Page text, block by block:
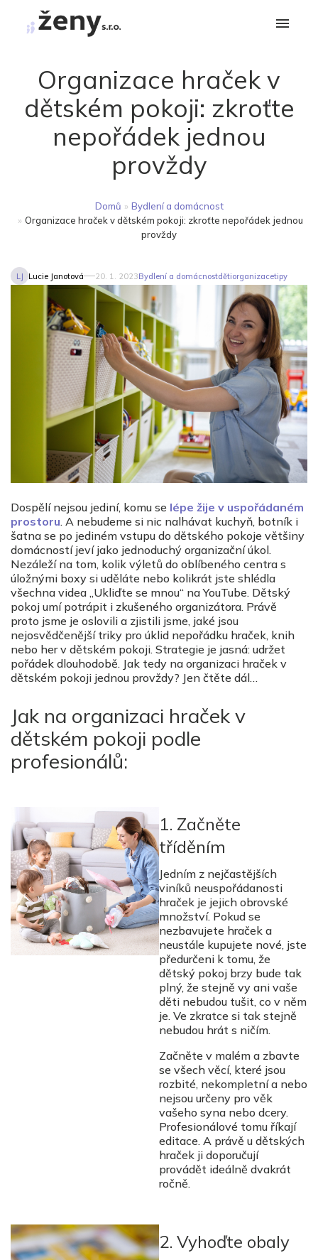
Organizace hraček v
dětském pokoji: zkroťte
nepořádek jednou
provždy
Domů » Bydlení a domácnost
» Organizace hraček v dětském pokoji: zkroťte nepořádek jednou
provždy
LJ Lucie Janotová 20. 1. 2023Bydlení a domácnostdětiorganizacetipy
Dospělí nejsou jediní, komu se lépe žije v uspořádaném
prostoru. A nebudeme si nic nalhávat kuchyň, botník i
šatna se po jediném vstupu do dětského pokoje většiny
domácností jeví jako jednoduchý organizační úkol.
Nezáleží na tom, kolik výletů do oblíbeného centra s
úložnými boxy si uděláte nebo kolikrát jste shlédla
všechna videa „Ukliďte se mnou“ na YouTube. Dětský
pokoj umí potrápit i zkušeného organizátora. Právě
proto jsme je oslovili a zjistili jsme, jaké jsou
nejosvědčenější triky pro úklid nepořádku hraček, knih
nebo her v dětském pokoji. Strategie je jasná: udržet
pořádek dlouhodobě. Jak tedy na organizaci hraček v
dětském pokoji jednou provždy? Jen čtěte dál…
Jak na organizaci hraček v
dětském pokoji podle
profesionálů:
1. Začněte
tříděním
Jedním z nejčastějších
viníků neuspořádanosti
hraček je jejich obrovské
množství. Pokud se
nezbavujete hraček a
neustále kupujete nové, jste
předurčeni k tomu, že
dětský pokoj brzy bude tak
plný, že stejně vy ani vaše
děti nebudou tušit, co v něm
je. Ve zkratce si tak stejně
nebudou hrát s ničím.
Začněte v malém a zbavte
se všech věcí, které jsou
rozbité, nekompletní a nebo
nejsou určeny pro věk
vašeho syna nebo dcery.
Profesionálové tomu říkají
editace. A právě u dětských
hraček ji doporučují
provádět ideálně dvakrát
ročně.
2. Vyhoďte obaly